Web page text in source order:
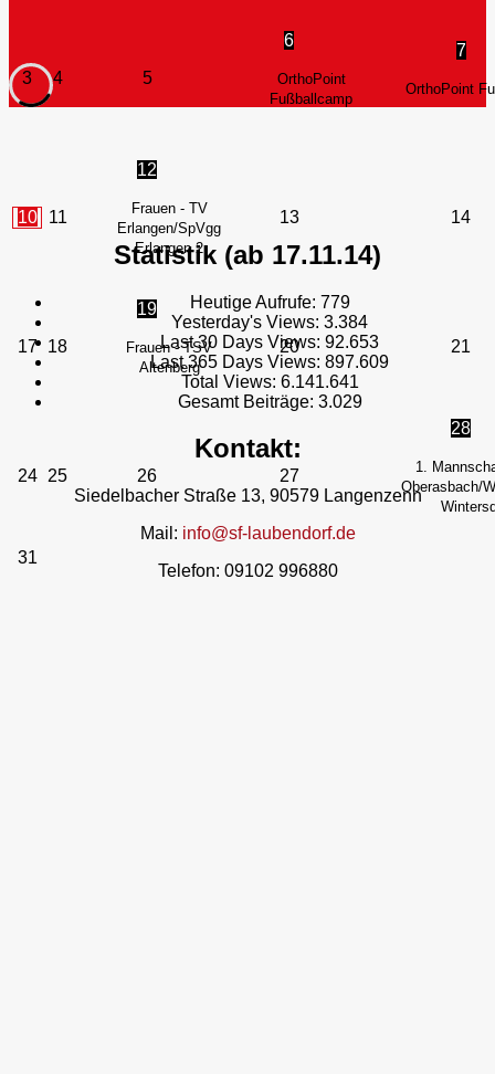
3 4 5
6
OrthoPoint
Fußballcamp
7
OrthoPoint
10 11
12
Frauen - TV
Erlangen/SpVgg
Erlangen 2
13 14
17 18
19
Frauen - TSV
Altenberg
20 21
24 25 26 27
28
1.
Oberasbach/
31
Statistik (ab 17.11.14)
Heutige Aufrufe: 779
Yesterday's Views: 3.384
Last 30 Days Views: 92.653
Last 365 Days Views: 897.609
Total Views: 6.141.641
Gesamt Beiträge: 3.029
Kontakt:
Siedelbacher Straße 13, 90579 Langenzenn
Mail: info@sf-laubendorf.de
Telefon: 09102 996880